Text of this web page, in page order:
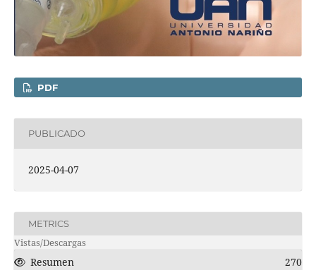
PDF
PUBLICADO
2025-04-07
METRICS
Vistas/Descargas
Resumen
270